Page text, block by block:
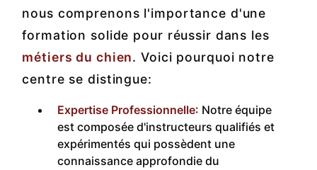
nous comprenons l'importance d'une
formation solide pour réussir dans les
métiers du chien. Voici pourquoi notre
centre se distingue:
Expertise Professionnelle: Notre équipe
est composée d'instructeurs qualifiés et
expérimentés qui possèdent une
connaissance approfondie du